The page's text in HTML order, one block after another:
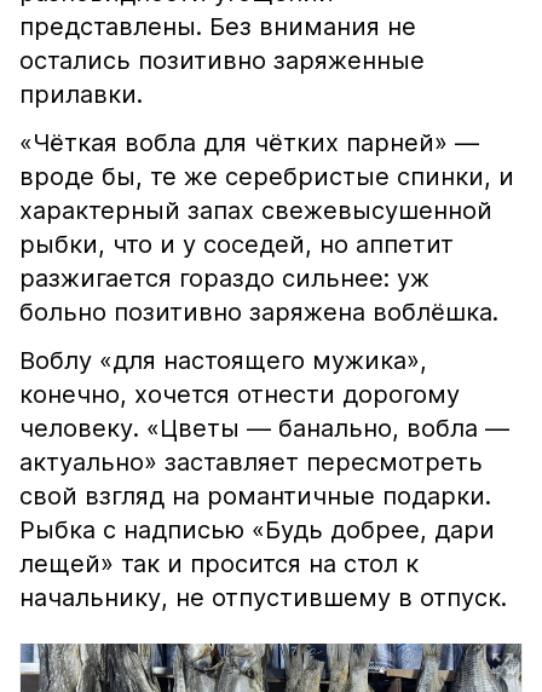
представлены. Без внимания не
остались позитивно заряженные
прилавки.
«Чёткая вобла для чётких парней» —
вроде бы, те же серебристые спинки, и
характерный запах свежевысушенной
рыбки, что и у соседей, но аппетит
разжигается гораздо сильнее: уж
больно позитивно заряжена воблёшка.
Воблу «для настоящего мужика»,
конечно, хочется отнести дорогому
человеку. «Цветы — банально, вобла —
актуально» заставляет пересмотреть
свой взгляд на романтичные подарки.
Рыбка с надписью «Будь добрее, дари
лещей» так и просится на стол к
начальнику, не отпустившему в отпуск.